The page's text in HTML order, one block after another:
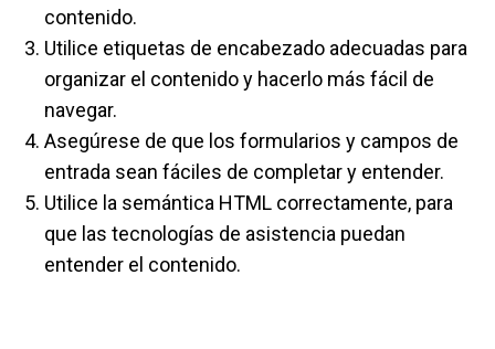
contenido.
Utilice etiquetas de encabezado adecuadas para
organizar el contenido y hacerlo más fácil de
navegar.
Asegúrese de que los formularios y campos de
entrada sean fáciles de completar y entender.
Utilice la semántica HTML correctamente, para
que las tecnologías de asistencia puedan
entender el contenido.